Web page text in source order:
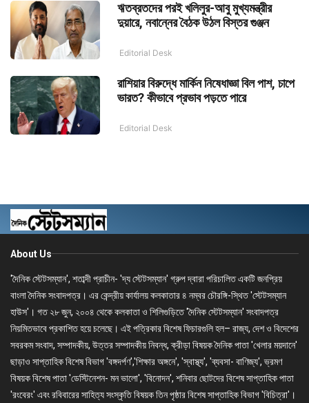
ঋতব্রতদের পরই খলিলুর-আবু মুখ্যমন্ত্রীর
দুয়ারে, নবান্নের বৈঠক উঠল বিস্তর গুঞ্জন
Editorial Desk
রাশিয়ার বিরুদ্ধে মার্কিন নিষেধাজ্ঞা বিল পাশ, চাপে
ভারত? কীভাবে প্রভাব পড়তে পারে
Editorial Desk
About Us
'দৈনিক স্টেটসম্যান', শতাব্দী প্রাচীন- 'দ্য স্টেটসম্যান' গ্রুপ দ্বারা পরিচালিত একটি জনপ্রিয়
বাংলা দৈনিক সংবাদপত্র। এর কেন্দ্রীয় কার্যালয় কলকাতার ৪ নম্বর চৌরঙ্গি-স্থিত 'স্টেটসম্যান
হাউস'। গত ২৮ জুন, ২০০৪ থেকে কলকাতা ও শিলিগুড়িতে 'দৈনিক স্টেটসম্যান' সংবাদপত্র
নিয়মিতভাবে প্রকাশিত হয়ে চলেছে। এই পত্রিকার বিশেষ ফিচারগুলি হল– রাজ্য, দেশ ও বিদেশের
সবরকম সংবাদ, সম্পাদকীয়, উত্তর সম্পাদকীয় নিবন্ধ, ক্রীড়া বিষয়ক দৈনিক পাতা 'খেলার ময়দানে'
ছাড়াও সাপ্তাহিক বিশেষ বিভাগ 'বঙ্গদর্পণ','শিক্ষার অঙ্গনে', 'স্বাস্থ্য', 'ব্যবসা- বাণিজ্য', ভ্রমণ
বিষয়ক বিশেষ পাতা 'ডেস্টিনেশন- মন ভালো', 'বিনোদন', শনিবার ছোটদের বিশেষ সাপ্তাহিক পাতা
'রংবেরং' এবং রবিবারের সাহিত্য সংস্কৃতি বিষয়ক তিন পৃষ্ঠার বিশেষ সাপ্তাহিক বিভাগ 'বিচিত্রা'।